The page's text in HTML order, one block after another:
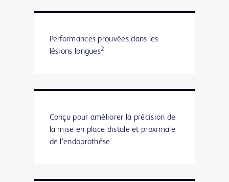
Performances prouvées dans les
lésions longues2
Conçu pour améliorer la précision de
la mise en place distale et proximale
de l’endoprothèse